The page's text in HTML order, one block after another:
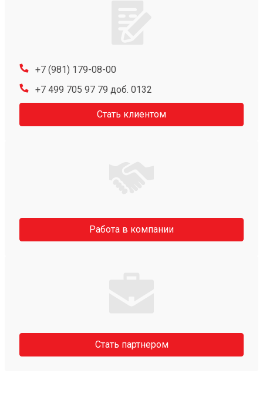
+7 (981) 179-08-00
+7 499 705 97 79 доб. 0132
Стать клиентом
Работа в компании
Стать партнером